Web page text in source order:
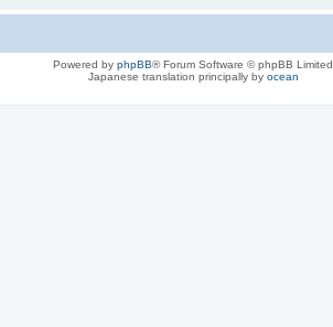
Powered by phpBB® Forum Software © phpBB Limited
Japanese translation principally by ocean